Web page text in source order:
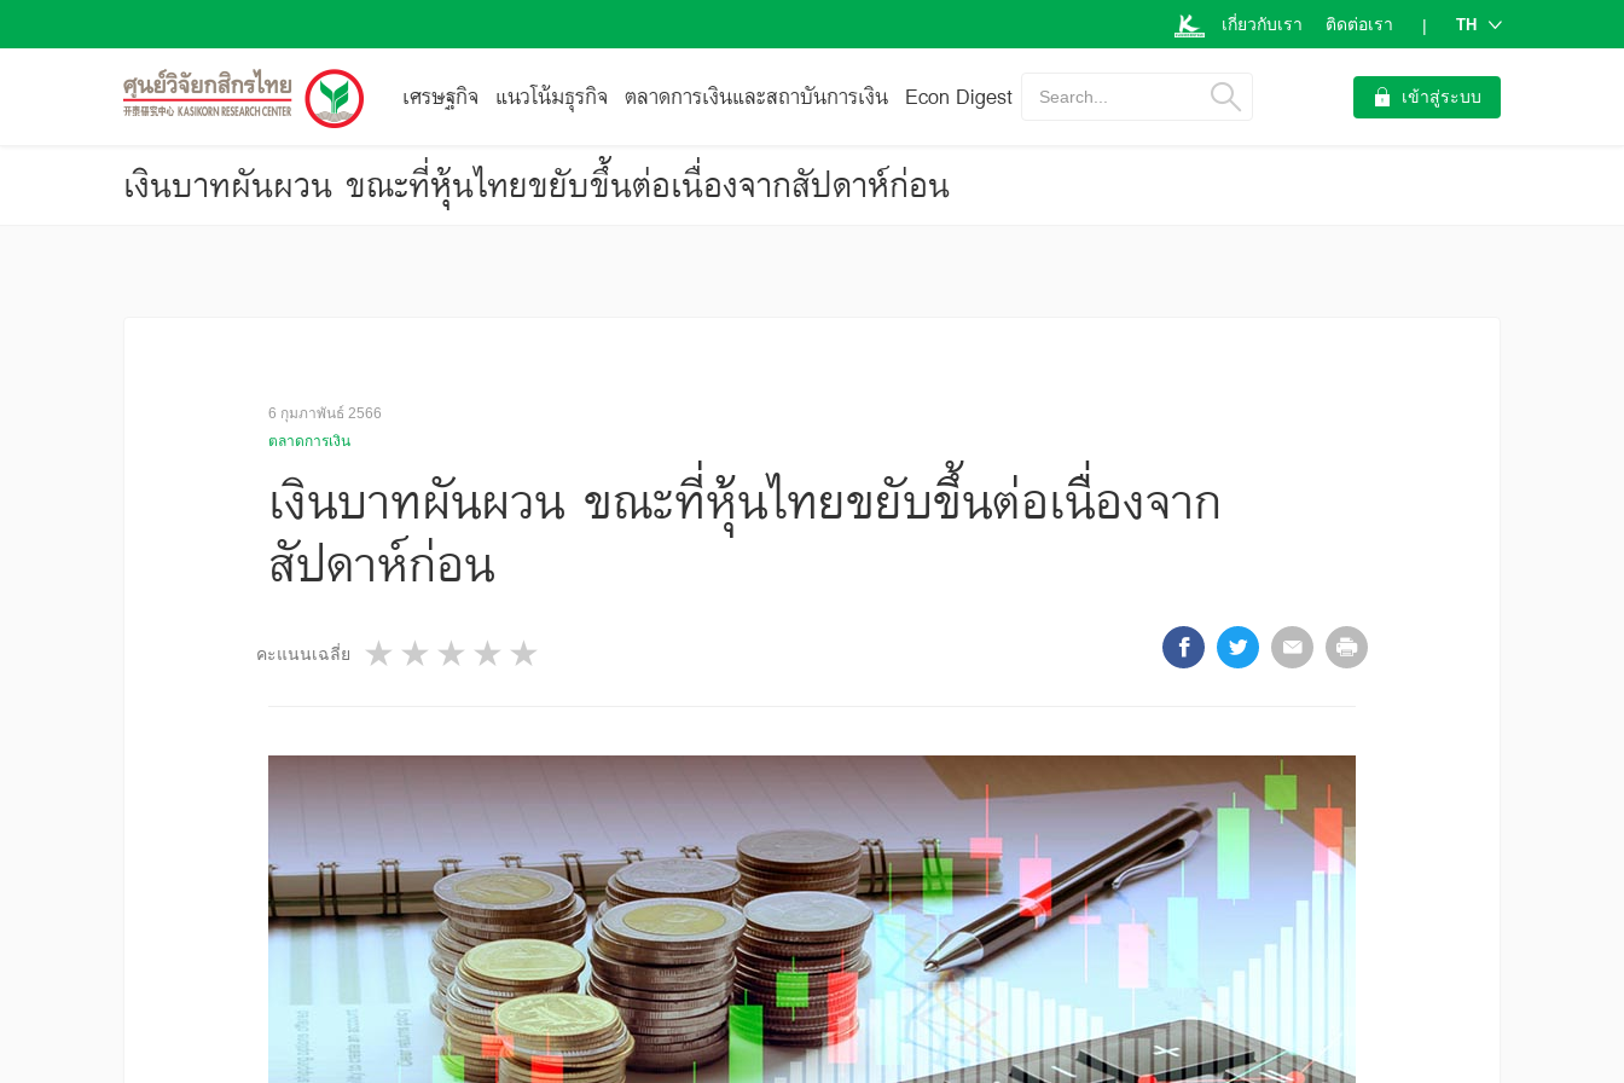
เกี่ยวกับเรา ติดต่อเรา | TH
เศรษฐกิจ แนวโน้มธุรกิจ ตลาดการเงินและสถาบันการเงิน Econ Digest Search... เข้าสู่ระบบ
เงินบาทผันผวน ขณะที่หุ้นไทยขยับขึ้นต่อเนื่องจากสัปดาห์ก่อน
6 กุมภาพันธ์ 2566
ตลาดการเงิน
เงินบาทผันผวน ขณะที่หุ้นไทยขยับขึ้นต่อเนื่องจาก
สัปดาห์ก่อน
คะแนนเฉลี่ย 4 stars
3 stars
2 stars
1 star